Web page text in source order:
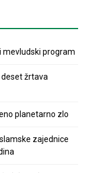
mevludski program
žrtava
planetarno zlo
zajednice